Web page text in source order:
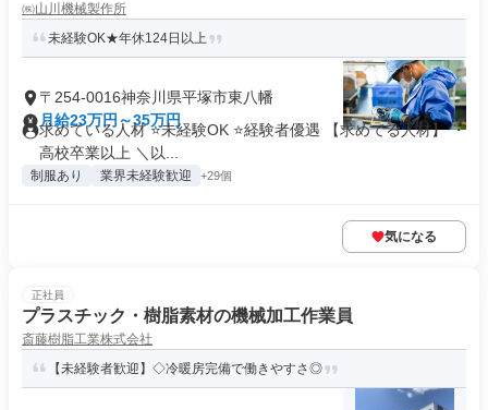
㈱山川機械製作所
未経験OK★年休124日以上
〒254-0016神奈川県平塚市東八幡
月給23万円～35万円
求めている人材 ⭐未経験OK ⭐経験者優遇 【求めてる人材】 ・
高校卒業以上 ＼以...
制服あり 業界未経験歓迎 +29個
気になる
正社員
プラスチック・樹脂素材の機械加工作業員
斎藤樹脂工業株式会社
【未経験者歓迎】◇冷暖房完備で働きやすさ◎